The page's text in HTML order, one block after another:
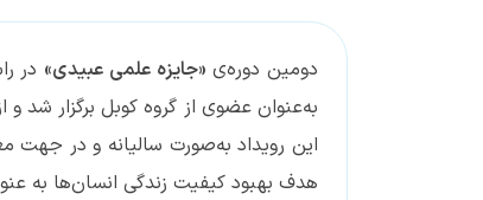
دومین دوره‌ی «جایزه‌ علمی عبیدی» در
این رویداد به‌صورت سالیانه و در جهت
هدف بهبود کیفیت زندگی انسان‌ها به